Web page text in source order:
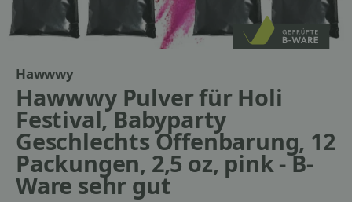
Hawwwy
Hawwwy Pulver für Holi
Festival, Babyparty
Geschlechts Offenbarung, 12
Packungen, 2,5 oz, pink - B-
Ware sehr gut